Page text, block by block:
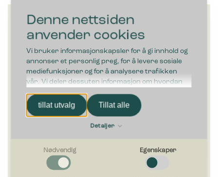
Denne nettsiden
anvender cookies
Vi bruker informasjonskapsler for å gi innhold og
annonser et personlig preg, for å levere sosiale
mediefunksjoner og for å analysere trafikken
vår. Vi deler dessuten informasjon om hvordan
du bruker nettstedet vårt, med partnerne våre
innen sosiale medier, annonsering og
analysearbeid, som kan kombinere den med
annen informasjon du har gjort tilgjengelig for
tillat utvalg Tillat alle
Detaljer
Nødvendig
Nødvendig Egenskaper